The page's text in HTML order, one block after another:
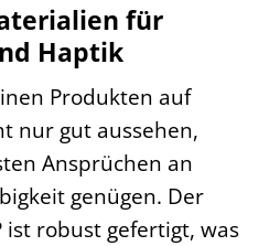
für
Haptik
Produkten auf
nur gut aussehen,
Ansprüchen an
genügen. Der
ist robust gefertigt, was